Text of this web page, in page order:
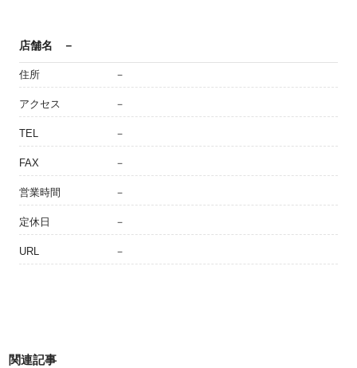
店舗名 －
住所 －
アクセス －
TEL －
FAX －
営業時間 －
定休日 －
URL －
関連記事